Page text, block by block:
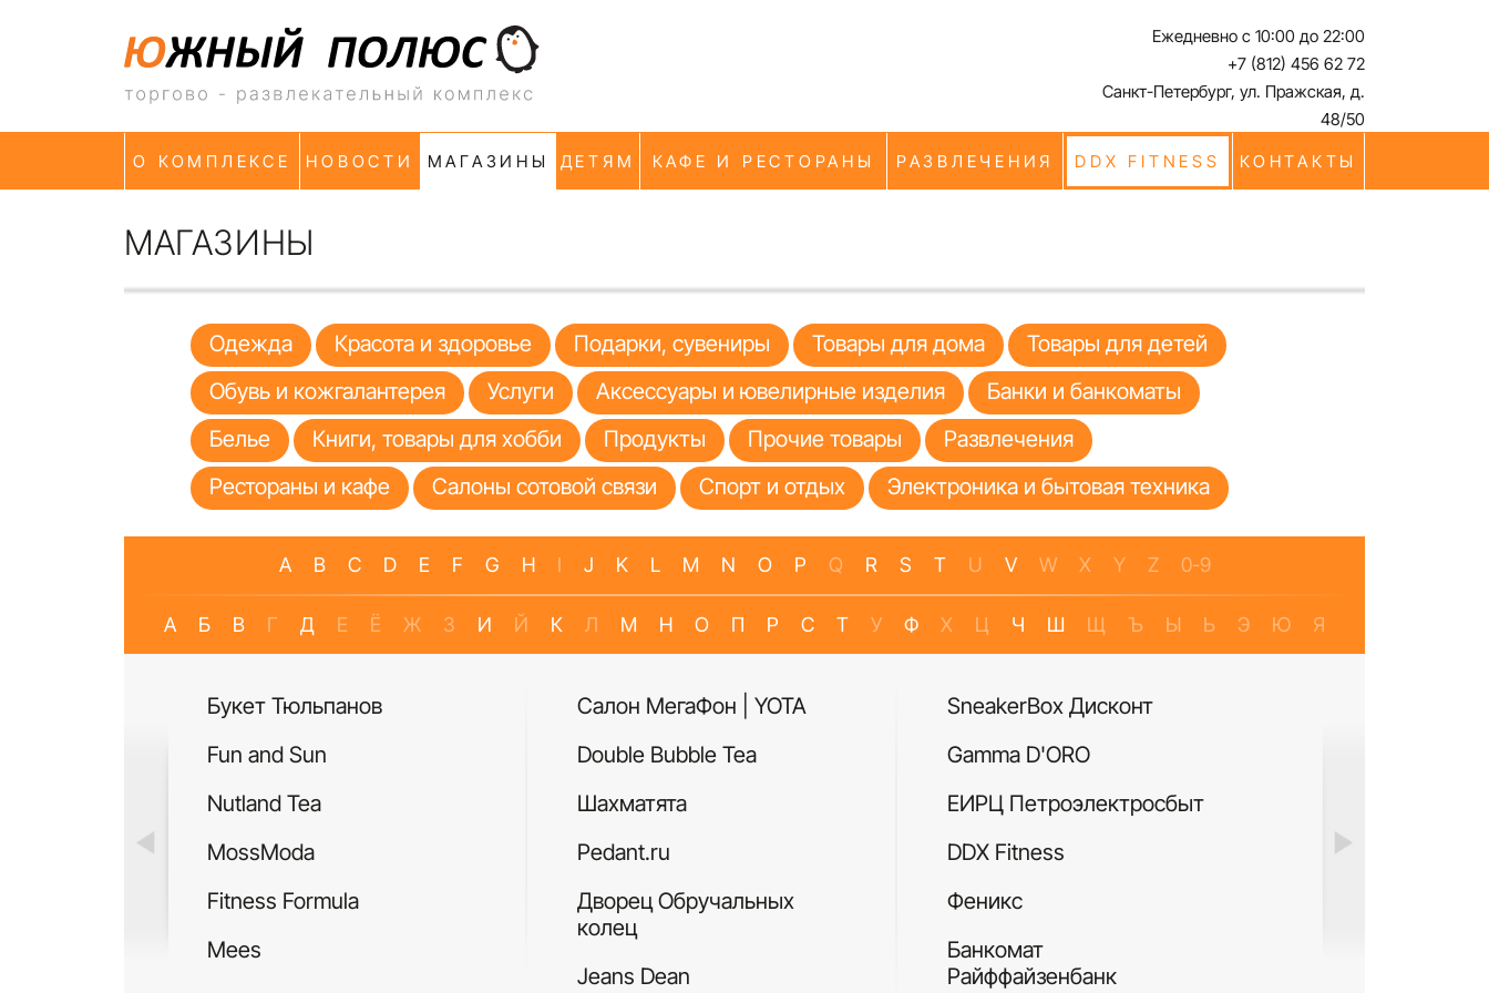
Ежедневно с 10:00 до 22:00
+7 (812) 456 62 72
Санкт-Петербург, ул. Пражская, д.
48/50
О КОМПЛЕКСЕ
НОВОСТИ МАГАЗИНЫ ДЕТЯМ КАФЕ И РЕСТОРАНЫ РАЗВЛЕЧЕНИЯ DDX FITNESS КОНТАКТЫ
МАГАЗИНЫ
Одежда Красота и здоровье Подарки, сувениры Товары для дома
Товары для детей
Обувь и кожгалантерея
Услуги Аксессуары и ювелирные изделия
Банки и банкоматы
Белье
Книги, товары для хобби Продукты Прочие товары
Развлечения
Рестораны и кафе
Салоны сотовой связи Спорт и отдых Электроника и бытовая техника
A B C D E F G H I J K L M N O P Q R S T U V W X Y Z 0-9
А Б В Г Д Е Ё Ж З И Й К Л М Н О П Р С Т У Ф Х Ц Ч Ш Щ Ъ Ы Ь Э Ю Я
Букет Тюльпанов
Fun and Sun
Nutland Tea
MossModa
Fitness Formula
Mees
Салон МегаФон | YOTA
Double Bubble Tea
Шахматята
Pedant.ru
Дворец Обручальных
колец
Jeans Dean
SneakerBox Дисконт
Gamma D'ORO
ЕИРЦ Петроэлектросбыт
DDX Fitness
Феникс
Банкомат
Райффайзенбанк
Си Виф